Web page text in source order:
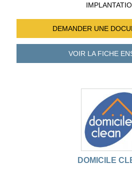
DEMANDER UNE
VOIR LA FICHE
DOMICILE